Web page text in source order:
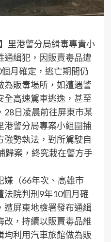
里港警分局緝毒專責小
通緝犯，因販賣毒品遭
月確定，逃亡期間仍
為販毒場所，如遭遇警
全高速駕車逃逸，甚至
28日凌晨前往屏東市某
港警分局專案小組圍捕
強勢執法，對所駕駛自
歸案，終究栽在警方手
嫌（66年次、高雄市
法院判刑9年10個月確
遭屏東地檢署發布通緝
改，持續以販賣毒品維
均利用汽車旅館做為販